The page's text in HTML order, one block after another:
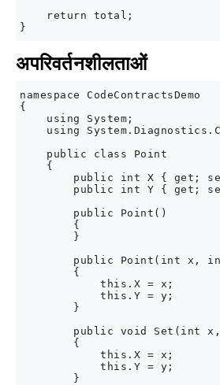
    return total;
अपरिवर्तनशीलताओं
namespace CodeContractsDemo
{
    using System;
using
    public class Point
    {
public int X { get;
public int Y { get;
        public Point()
        {
        }
public Point(int x,
        {
            this.X = x;
            this.Y = y;
        }
public void Set(int
        {
            this.X = x;
            this.Y = y;
        }